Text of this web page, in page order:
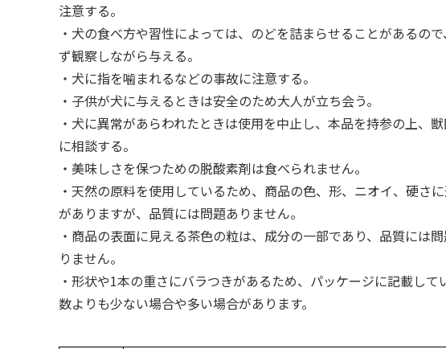
注意する。
・犬の食べ方や習性によっては、のどを詰まらせることがあるの
ず観察しながら与える。
・犬に指を噛まれるなどの事故に注意する。
・子供が犬に与えるときは安全のため大人が立ち会う。
・犬に異常があらわれたときは使用を中止し、本品を持参の上、
に相談する。
・美味しさを保つための脱酸素剤は食べられません。
・天然の原料を使用しているため、商品の色、形、ニオイ、硬さ
がありますが、品質には問題ありません。
・商品の表面に見える茶色の粒は、成分の一部であり、品質には
りません。
・形状や1本の重さにバラつきがあるため、パッケージに記載して
数よりも少ない場合や多い場合があります。